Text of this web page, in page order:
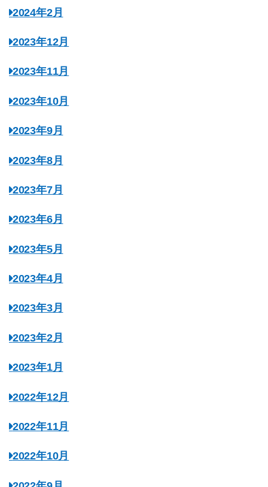
2024年2月
2023年12月
2023年11月
2023年10月
2023年9月
2023年8月
2023年7月
2023年6月
2023年5月
2023年4月
2023年3月
2023年2月
2023年1月
2022年12月
2022年11月
2022年10月